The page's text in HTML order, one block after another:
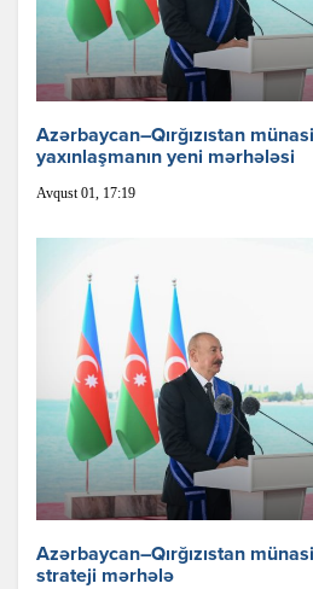
Azərbaycan–Qırğızıstan
yaxınlaşmanın yeni mərhələsi
Avqust 01, 17:19
Azərbaycan–Qırğızıstan
strateji mərhələ